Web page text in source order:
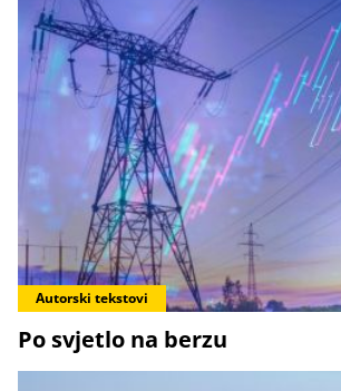
Autorski tekstovi
Po svjetlo na berzu